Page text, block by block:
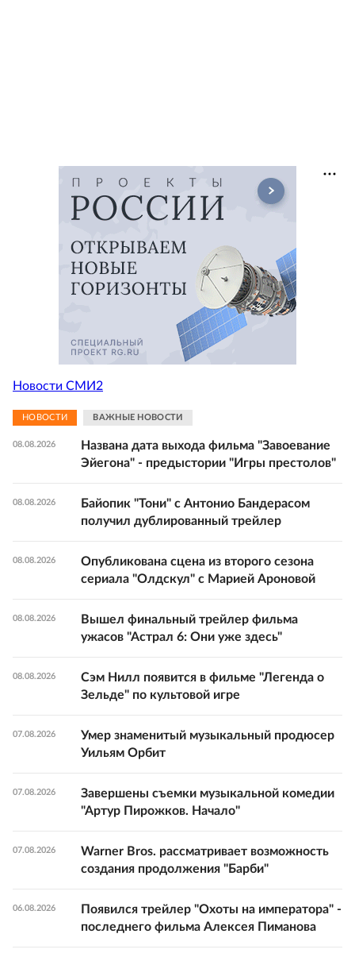
Новости СМИ2
НОВОСТИ ВАЖНЫЕ НОВОСТИ
08.08.2026
Названа дата выхода фильма "Завоевание
Эйегона" - предыстории "Игры престолов"
08.08.2026
Байопик "Тони" с Антонио Бандерасом
получил дублированный трейлер
08.08.2026
Опубликована сцена из второго сезона
сериала "Олдскул" с Марией Ароновой
08.08.2026
Вышел финальный трейлер фильма
ужасов "Астрал 6: Они уже здесь"
08.08.2026
Сэм Нилл появится в фильме "Легенда о
Зельде" по культовой игре
07.08.2026
Умер знаменитый музыкальный продюсер
Уильям Орбит
07.08.2026
Завершены съемки музыкальной комедии
"Артур Пирожков. Начало"
07.08.2026
Warner Bros. рассматривает возможность
создания продолжения "Барби"
06.08.2026
Появился трейлер "Охоты на императора" -
последнего фильма Алексея Пиманова